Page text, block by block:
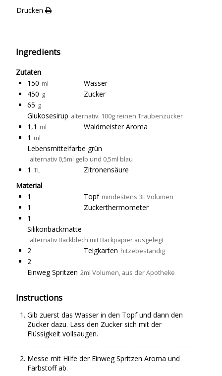
Drucken
Ingredients
Zutaten
150 ml
Wasser
450 g
Zucker
65 g
Glukosesirup alternativ: 100g reinen Traubenzucker
1,1 ml
Waldmeister Aroma
1 ml
Lebensmittelfarbe grün
alternativ 0,5ml gelb und 0,5ml blau
1 TL
Zitronensäure
Material
1
Topf mindestens 3L Volumen
1
Zuckerthermometer
1
Silikonbackmatte
alternativ Backblech mit Backpapier ausgelegt
2 Teigkarten hitzebeständig
2
Einweg Spritzen 2ml Volumen, aus der Apotheke
Instructions
Gib zuerst das Wasser in den Topf und dann den
Zucker dazu. Lass den Zucker sich mit der
Flüssigkeit vollsaugen.
Messe mit Hilfe der Einweg Spritzen Aroma und
Farbstoff ab.